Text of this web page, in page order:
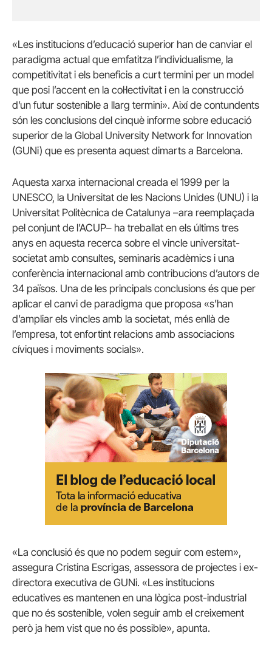
«Les institucions d’educació superior han de canviar el
paradigma actual que emfatitza l’individualisme, la
competitivitat i els beneficis a curt termini per un model
que posi l’accent en la col·lectivitat i en la construcció
d’un futur sostenible a llarg termini». Així de contundents
són les conclusions del cinquè informe sobre educació
superior de la Global University Network for Innovation
(GUNi) que es presenta aquest dimarts a Barcelona.
Aquesta xarxa internacional creada el 1999 per la
UNESCO, la Universitat de les Nacions Unides (UNU) i la
Universitat Politècnica de Catalunya –ara reemplaçada
pel conjunt de l’ACUP– ha treballat en els últims tres
anys en aquesta recerca sobre el vincle universitat-
societat amb consultes, seminaris acadèmics i una
conferència internacional amb contribucions d’autors de
34 països. Una de les principals conclusions és que per
aplicar el canvi de paradigma que proposa «s’han
d’ampliar els vincles amb la societat, més enllà de
l’empresa, tot enfortint relacions amb associacions
cíviques i moviments socials».
«La conclusió és que no podem seguir com estem»,
assegura Cristina Escrigas, assessora de projectes i ex-
directora executiva de GUNi. «Les institucions
educatives es mantenen en una lògica post-industrial
que no és sostenible, volen seguir amb el creixement
però ja hem vist que no és possible», apunta.